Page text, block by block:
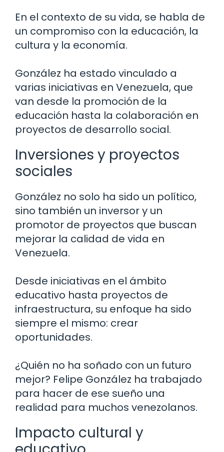
En el contexto de su vida, se habla de
un compromiso con la educación, la
cultura y la economía.
González ha estado vinculado a
varias iniciativas en Venezuela, que
van desde la promoción de la
educación hasta la colaboración en
proyectos de desarrollo social.
Inversiones y proyectos
sociales
González no solo ha sido un político,
sino también un inversor y un
promotor de proyectos que buscan
mejorar la calidad de vida en
Venezuela.
Desde iniciativas en el ámbito
educativo hasta proyectos de
infraestructura, su enfoque ha sido
siempre el mismo: crear
oportunidades.
¿Quién no ha soñado con un futuro
mejor? Felipe González ha trabajado
para hacer de ese sueño una
realidad para muchos venezolanos.
Impacto cultural y